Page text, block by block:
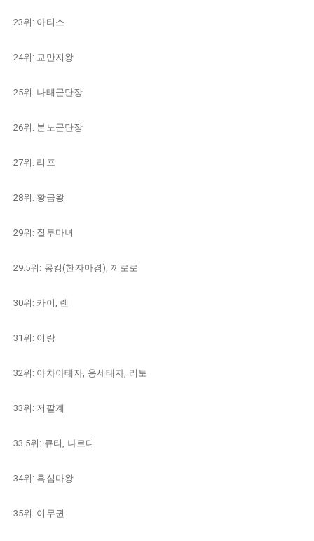
23위: 아티스
24위: 교만지왕
25위: 나태군단장
26위: 분노군단장
27위: 리프
28위: 황금왕
29위: 질투마녀
29.5위: 몽킹(한자마경), 끼로로
30위: 카이, 렌
31위: 이랑
32위: 아차아태자, 용세태자, 리토
33위: 저팔계
33.5위: 큐티, 나르디
34위: 흑심마왕
35위: 이무퀸